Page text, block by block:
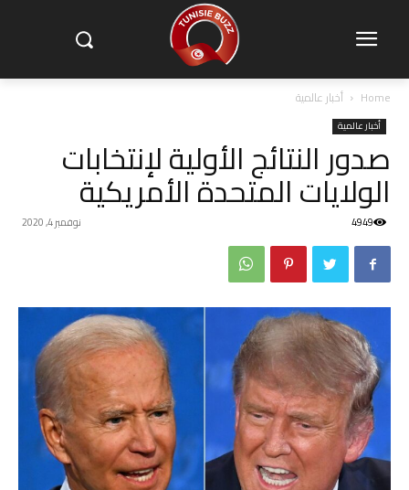
Home أخبار عالمية
أخبار عالمية
صدور النتائج الأولية لإنتخابات
الولايات المتحدة الأمريكية
نوفمبر 4, 2020 4949